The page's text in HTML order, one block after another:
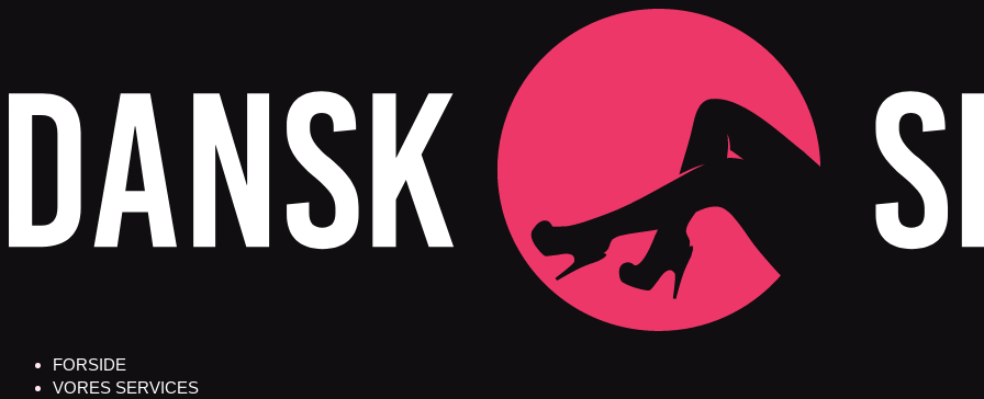
FORSIDE
VORES SERVICES